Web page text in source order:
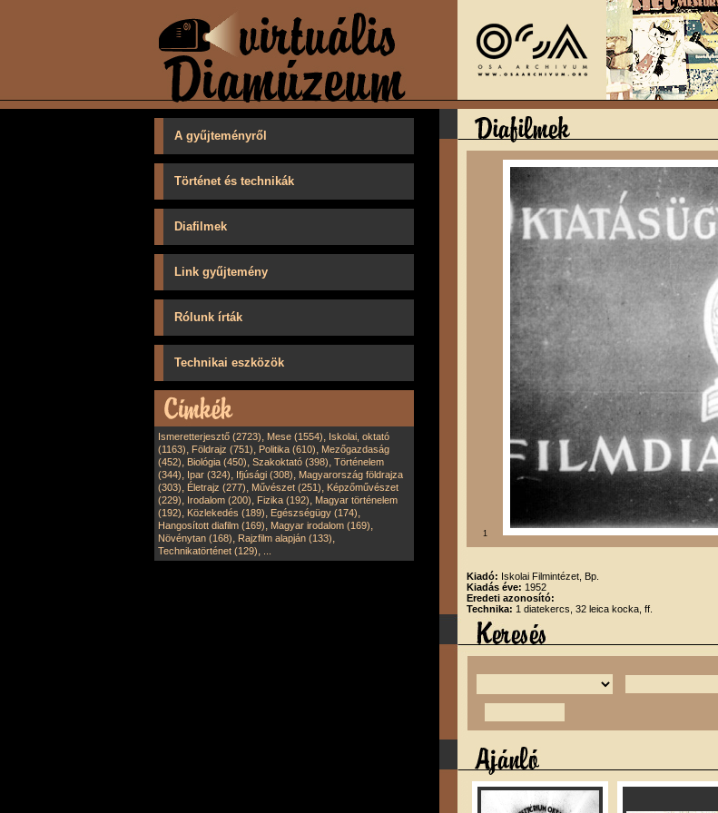
A gyűjteményről
Történet és technikák
Diafilmek
Link gyűjtemény
Rólunk írták
Technikai eszközök
Ismeretterjesztő (2723), Mese (1554), Iskolai, oktató
(1163), Földrajz (751), Politika (610), Mezőgazdaság
(452), Biológia (450), Szakoktató (398), Történelem
(344), Ipar (324), Ifjúsági (308), Magyarország földrajza
(303), Életrajz (277), Művészet (251), Képzőművészet
(229), Irodalom (200), Fizika (192), Magyar történelem
(192), Közlekedés (189), Egészségügy (174),
Hangosított diafilm (169), Magyar irodalom (169),
Növénytan (168), Rajzfilm alapján (133),
Technikatörténet (129),
1
Kiadó: Iskolai Filmintézet, Bp.
Kiadás éve: 1952
Eredeti azonosító:
Technika: 1 diatekercs, 32 leica kocka, ff.